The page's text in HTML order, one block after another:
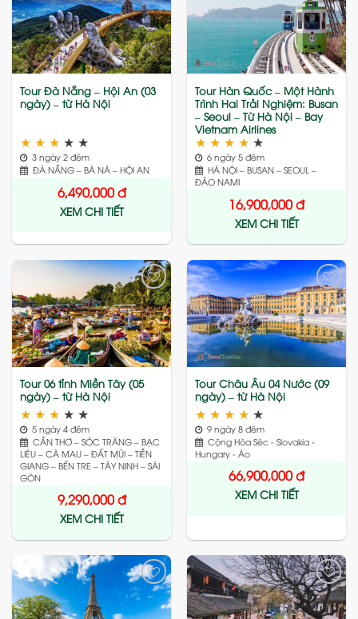
Add
to
wishlist
Tour Đà Nẵng – Hội An (03
ngày) – từ Hà Nội
★ ★ ★ ★ ★
3 ngày 2 đêm
ĐÀ NẴNG – BÀ NÀ – HỘI AN
6,490,000đ
XEM CHI TIẾT
Add
to
wishlist
Tour Hàn Quốc – Một Hành
Trình Hai Trải Nghiệm: Busan
– Seoul – Từ Hà Nội – Bay
Vietnam Airlines
★ ★ ★ ★ ★
6 ngày 5 đêm
HÀ NỘI – BUSAN – SEOUL –
ĐẢO NAMI
16,900,000đ
XEM CHI TIẾT
Add
to
wishlist
Tour 06 tỉnh Miền Tây (05
ngày) – từ Hà Nội
★ ★ ★ ★ ★
5 ngày 4 đêm
CẦN THƠ – SÓC TRĂNG – BẠC
LIÊU – CÀ MAU – ĐẤT MŨI – TIỀN
GIANG – BẾN TRE – TÂY NINH – SÀI
GÒN
9,290,000đ
XEM CHI TIẾT
Add
to
wishlist
Tour Châu Âu 04 Nước (09
ngày) – từ Hà Nội
★ ★ ★ ★ ★
9 ngày 8 đêm
Cộng Hòa Séc - Slovakia -
Hungary - Áo
66,900,000đ
XEM CHI TIẾT
Add
to
Add
to